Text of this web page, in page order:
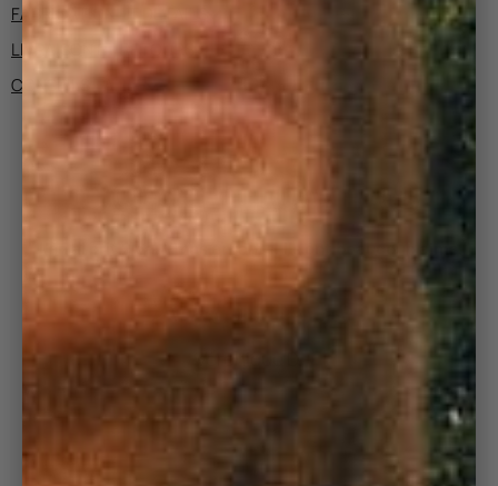
FABRICATION ET DÉTAILS
LIVRAISON ET RETOURS
CONSEILS TAILLE
CÔTELÉ LOVERS
"J'en ai prit 2 pour mes enfants. Ils ont beaucoup aimé."
Véronique D.